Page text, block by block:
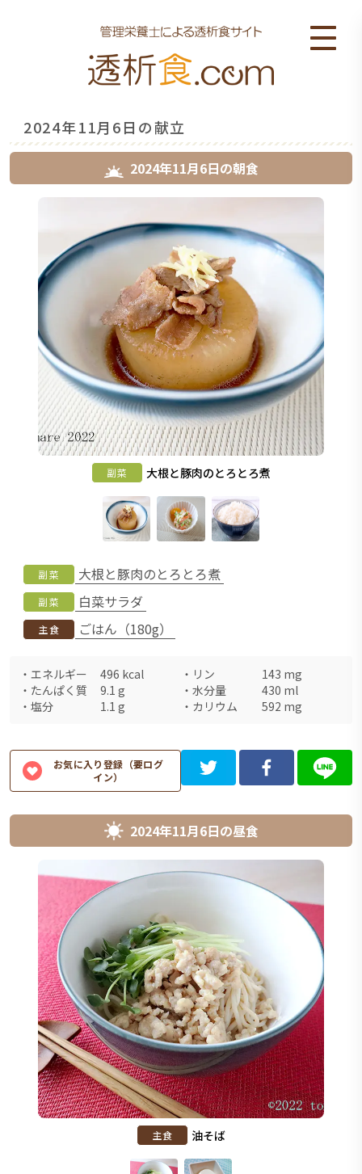
2024年11月6日の献立
2024年11月6日の朝食
副菜 大根と豚肉のとろとろ煮
副菜 大根と豚肉のとろとろ煮
副菜 白菜サラダ
主食 ごはん（180g）
・ エネルギー 496 kcal ・ リン 143 mg
・ たんぱく質 9.1 g ・ 水分量 430 ml
・ 塩分 1.1 g ・ カリウム 592 mg
お気に入り登録（要ログ
イン）
2024年11月6日の昼食
主食 油そば